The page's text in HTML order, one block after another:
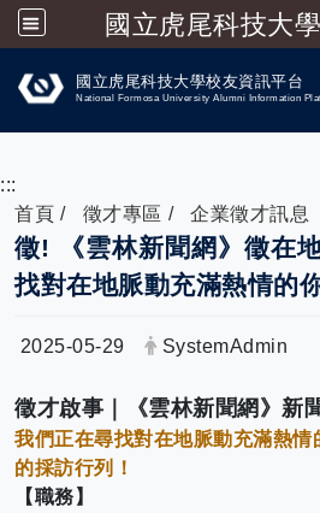
國立虎尾科技大
跳到主要
國立虎尾科技大學校友資訊平台
National Formosa University Alumni Information
:::
首頁
徵才專區 企業徵才訊息
徵! 《雲林新聞網》徵在
找對在地脈動充滿熱情的
日期：
2025-05-29 發布者：
SystemAdmin
徵才啟事｜《雲林新聞網》新
我們正在尋找對在地脈動充滿熱情
的採訪行列！
【職務】